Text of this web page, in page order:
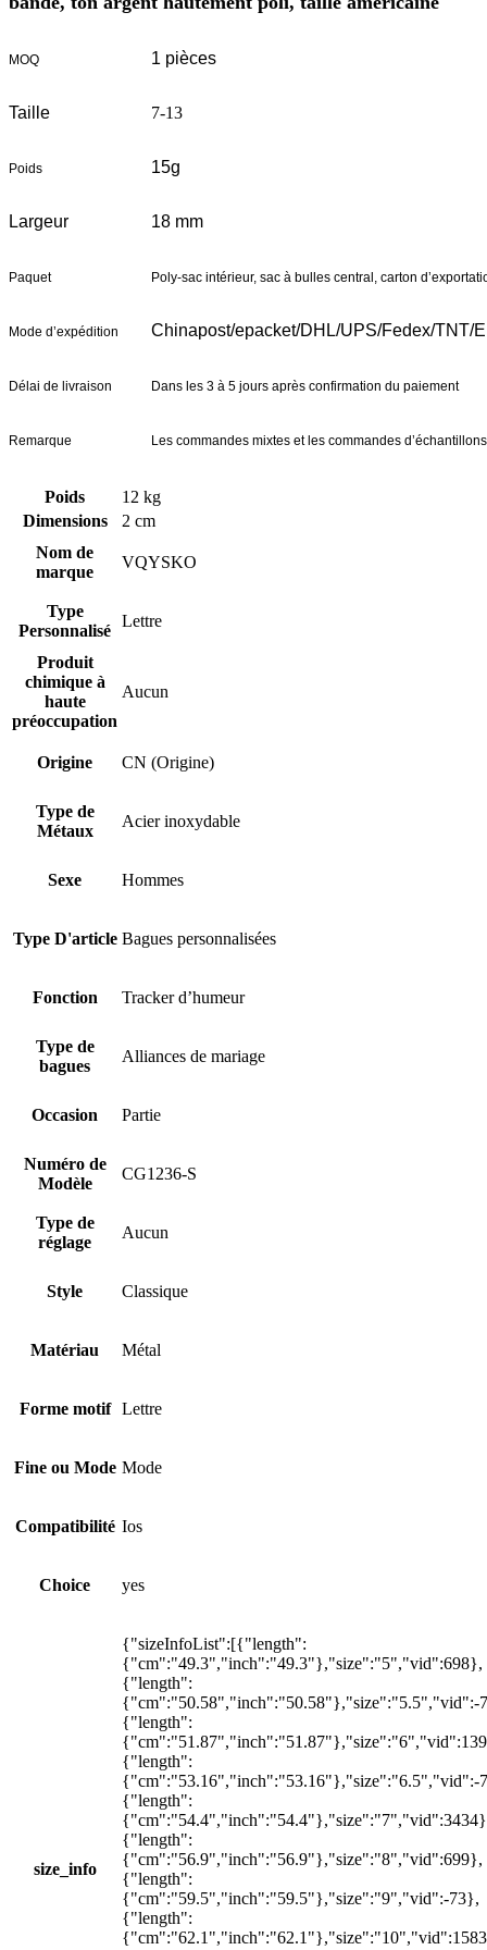
MOQ 1 pièces
Taille 7-13
Poids 15g
Largeur 18 mm
Paquet Poly-sac intérieur, sac à bulles central, carton
Mode d’expédition Chinapost/epacket/DHL/UPS/Fedex/TNT/
Délai de livraison Dans les 3 à 5 jours après confirmation du paiement
Remarque Les commandes mixtes et les commandes
Poids
12 kg
Dimensions
2 cm
Nom de
marque
VQYSKO
Type
Personnalisé
Lettre
Produit
chimique à
haute
préoccupation
Aucun
Origine CN (Origine)
Type de
Métaux
Acier inoxydable
Sexe Hommes
Type D'article Bagues personnalisées
Fonction Tracker d’humeur
Type de
bagues
Alliances de mariage
Occasion Partie
Numéro de
Modèle
CG1236-S
Type de
réglage
Aucun
Style Classique
Matériau Métal
Forme motif Lettre
Fine ou Mode Mode
Compatibilité Ios
Choice yes
size_info
{"sizeInfoList":[{"length":
{"cm":"49.3","inch":"49.3"},"size":"5","vid":698},
{"length":
{"cm":"50.58","inch":"50.58"},"size":"5.5","vid":-
{"length":
{"length":
{"cm":"53.16","inch":"53.16"},"size":"6.5","vid":-
{"length":
{"length":
{"cm":"56.9","inch":"56.9"},"size":"8","vid":699},
{"length":
{"cm":"59.5","inch":"59.5"},"size":"9","vid":-73},
{"length":